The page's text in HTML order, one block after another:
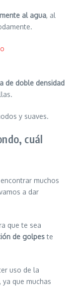
al agua, al
de doble densidad
y suaves.
cuál
muchos
a dar
que te sea
de golpeste
uso de la
, ya que muchas